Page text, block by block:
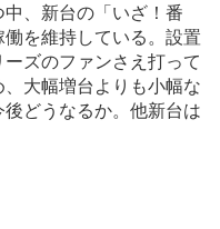
、新台の「いざ！番
を維持している。設置
ズのファンさえ打って
大幅増台よりも小幅な
どうなるか。他新台は